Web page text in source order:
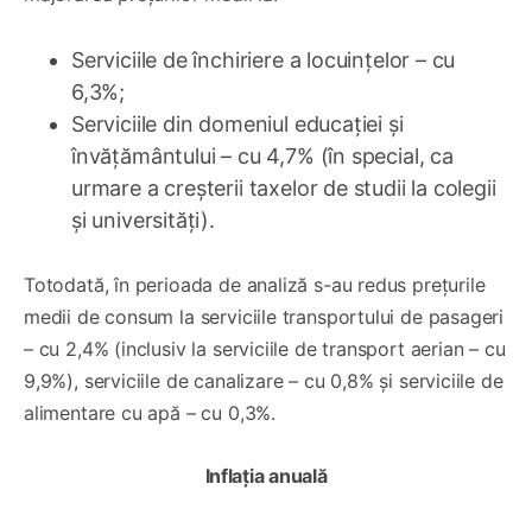
Serviciile de închiriere a locuințelor – cu
6,3%;
Serviciile din domeniul educației și
învățământului – cu 4,7% (în special, ca
urmare a creșterii taxelor de studii la colegii
și universități).
Totodată, în perioada de analiză s-au redus prețurile
medii de consum la serviciile transportului de pasageri
– cu 2,4% (inclusiv la serviciile de transport aerian – cu
9,9%), serviciile de canalizare – cu 0,8% și serviciile de
alimentare cu apă – cu 0,3%.
Inflația anuală